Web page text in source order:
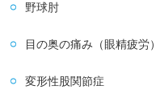
野球肘
目の奥の痛み（眼精疲労）
変形性股関節症